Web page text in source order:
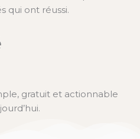
qui ont réussi.
gratuit et actionnable